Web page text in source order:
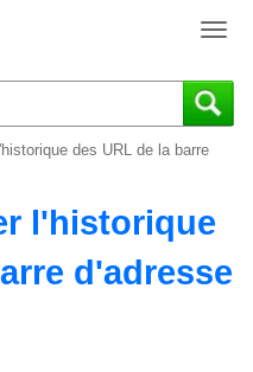
T
g
g
a
i
des URL de la barre
l'historique
d'adresse